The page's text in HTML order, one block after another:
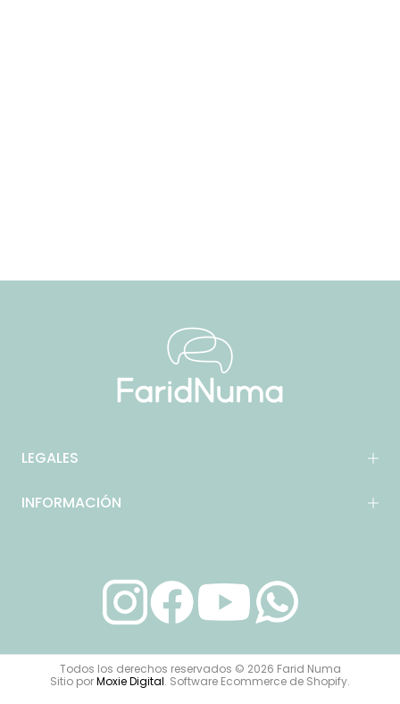
LEGALES
INFORMACIÓN
Todos los derechos reservados © 2026 Farid Numa
Sitio porMoxie Digital. Software Ecommerce de Shopify.